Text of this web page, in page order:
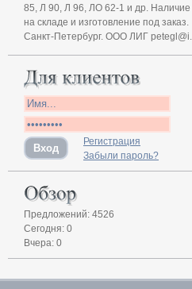
85, Л 90, Л 96, ЛО 62-1 и др. Наличие
на складе и изготовление под заказ.
Санкт-Петербург. ООО ЛИГ petegl@i...
Регистрация
Забыли пароль?
Предложений: 4526
Сегодня: 0
Вчера: 0